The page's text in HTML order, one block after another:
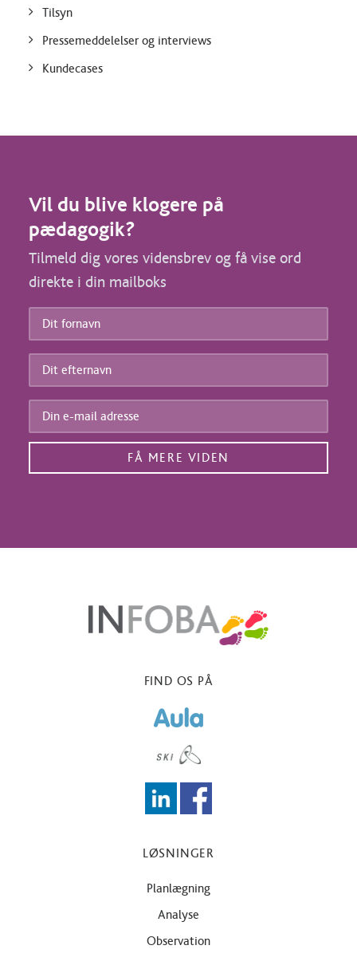
Tilsyn
Pressemeddelelser og interviews
Kundecases
Vil du blive klogere på
pædagogik?
Tilmeld dig vores vidensbrev og få vise ord
direkte i din mailboks
Dit
Dit
Din
mail
FIND OS PÅ
LØSNINGER
Planlægning
Analyse
Observation